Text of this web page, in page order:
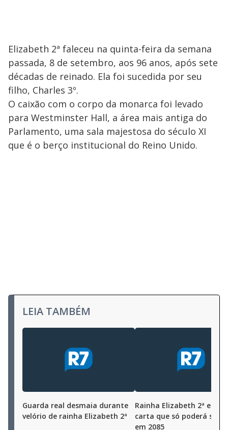
Elizabeth 2ª faleceu na quinta-feira da semana
passada, 8 de setembro, aos 96 anos, após sete
décadas de reinado. Ela foi sucedida por seu
filho, Charles 3º.
O caixão com o corpo da monarca foi levado
para Westminster Hall, a área mais antiga do
Parlamento, uma sala majestosa do século XI
que é o berço institucional do Reino Unido.
LEIA TAMBÉM
Guarda real desmaia durante
velório de rainha Elizabeth 2ª
Rainha Elizabeth 2ª
carta que só poderá ser
em 2085